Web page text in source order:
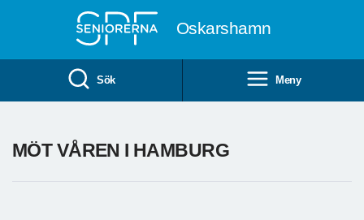
Oskarshamn
Sök Meny
MÖT VÅREN I HAMBURG